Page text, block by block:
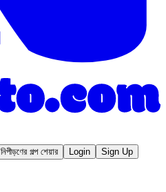
নিপীড়ণের গল্প শেয়ার Login Sign Up